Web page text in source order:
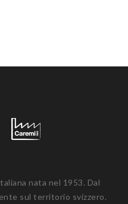
nata nel 1953. Dal
sul territorio svizzero.